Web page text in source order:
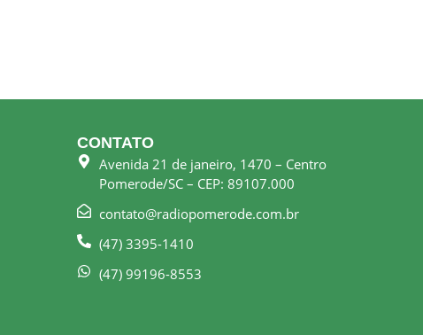
CONTATO
Avenida 21 de janeiro, 1470 – Centro
Pomerode/SC – CEP: 89107.000
contato@radiopomerode.com.br
(47) 3395-1410
(47) 99196-8553